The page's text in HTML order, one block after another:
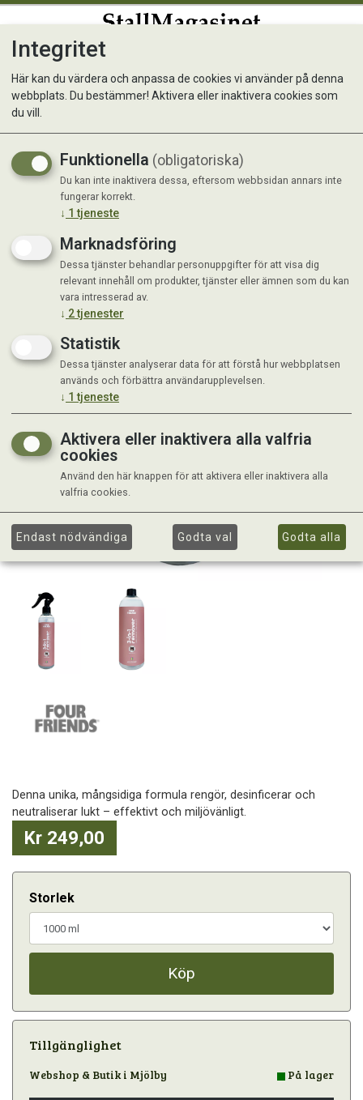
FourFriends 3-in-1 Remover
Cat
Rengör, desinficerar och neutraliserar
Denna unika, mångsidiga formula rengör, desinficerar och
neutraliserar lukt – effektivt och miljövänligt.
Kr 249,00
Storlek
Köp
Tillgänglighet
Webshop & Butik i Mjölby På lager
Integritet
Här kan du värdera och anpassa de cookies vi använder på denna
webbplats. Du bestämmer! Aktivera eller inaktivera cookies som
du vill.
Funktionella (obligatoriska)
Du kan inte inaktivera dessa, eftersom webbsidan annars inte
fungerar korrekt.
↓ 1 tjeneste
Marknadsföring
Dessa tjänster behandlar personuppgifter för att visa dig
relevant innehåll om produkter, tjänster eller ämnen som du kan
vara intresserad av.
↓ 2tjenester
Statistik
Dessa tjänster analyserar data för att förstå hur webbplatsen
används och förbättra användarupplevelsen.
↓ 1 tjeneste
Aktivera eller inaktivera alla valfria
cookies
Använd den här knappen för att aktivera eller inaktivera alla
valfria cookies.
Endast nödvändiga Godta val Godta alla